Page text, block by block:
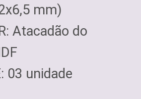
mm)
Atacadão do
03 unidade